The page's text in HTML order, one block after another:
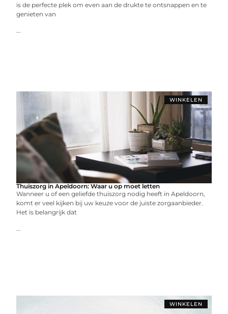
is de perfecte plek om even aan de drukte te ontsnappen en te
genieten van
...
WINKELEN
Thuiszorg in Apeldoorn: Waar u op moet letten
Wanneer u of een geliefde thuiszorg nodig heeft in Apeldoorn,
komt er veel kijken bij uw keuze voor de juiste zorgaanbieder.
Het is belangrijk dat
...
WINKELEN